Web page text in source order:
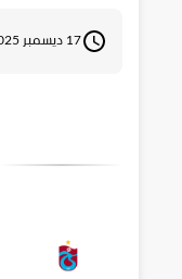
17 ديسمبر 2025 17:30